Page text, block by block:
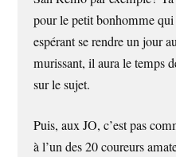
pour le petit bonhomme
espérant se rendre un jour
murissant, il aura le temps
sur le sujet.
Puis, aux JO, c’est pas
à l’un des 20 coureurs